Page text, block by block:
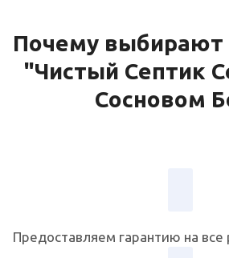
Почему
"Чистый Септик
Сосновом
Предоставляем гарантию на все